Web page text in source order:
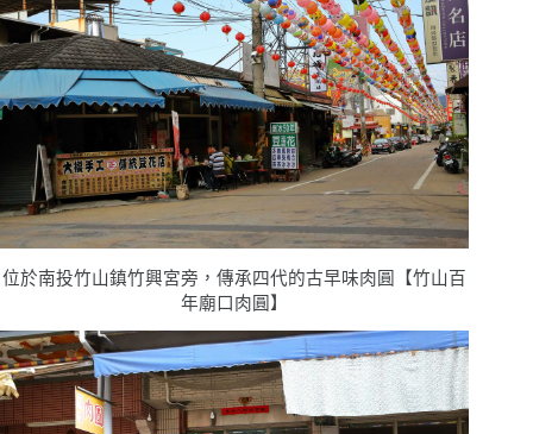
位於南投竹山鎮竹興宮旁，傳承四代的古早味肉圓【竹山百
年廟口肉圓】